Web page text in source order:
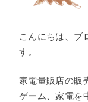
こんにちは、ブ
す。
家電量販店の販
ゲーム、家電を